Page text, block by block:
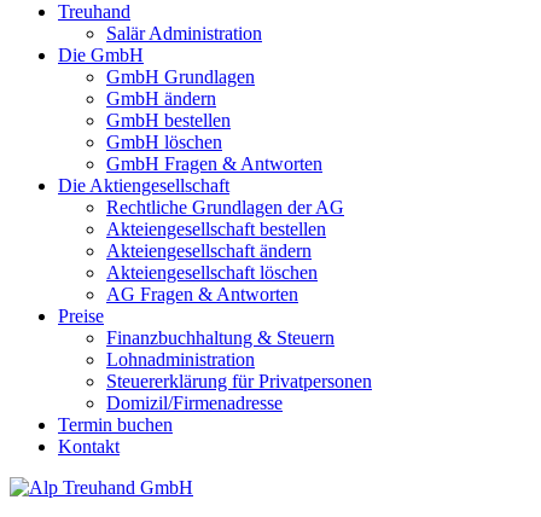
Treuhand
Salär Administration
Die GmbH
GmbH Grundlagen
GmbH ändern
GmbH bestellen
GmbH löschen
GmbH Fragen & Antworten
Die Aktiengesellschaft
Rechtliche Grundlagen der AG
Akteiengesellschaft bestellen
Akteiengesellschaft ändern
Akteiengesellschaft löschen
AG Fragen & Antworten
Preise
Finanzbuchhaltung & Steuern
Lohnadministration
Steuererklärung für Privatpersonen
Domizil/Firmenadresse
Termin buchen
Kontakt